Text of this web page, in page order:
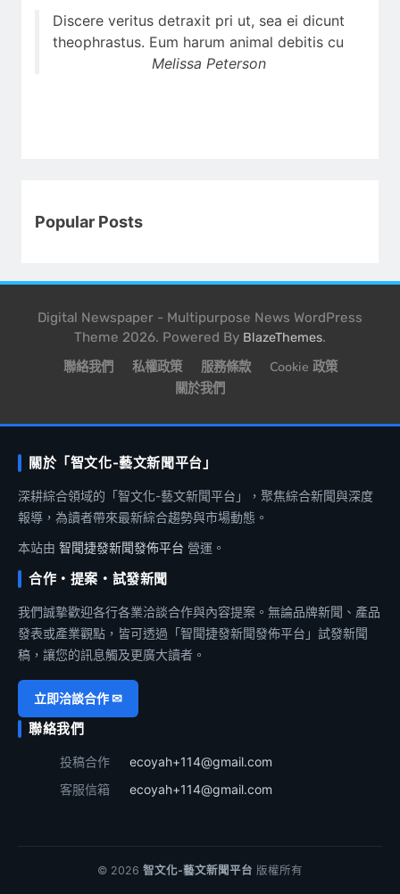
Discere veritus detraxit pri ut, sea ei dicunt
theophrastus. Eum harum animal debitis cu
Melissa Peterson
Popular Posts
Digital Newspaper - Multipurpose News WordPress
Theme 2026. Powered By BlazeThemes.
聯絡我們 私權政策 服務條款
Cookie 政策
關於我們
關於「智文化-藝文新聞平台」
深耕綜合領域的「智文化-藝文新聞平台」，聚焦綜合新聞與深度
報導，為讀者帶來最新綜合趨勢與市場動態。
本站由 智聞捷發新聞發佈平台 營運。
合作・提案・試發新聞
我們誠摯歡迎各行各業洽談合作與內容提案。無論品牌新聞、產品
發表或產業觀點，皆可透過「智聞捷發新聞發佈平台」試發新聞
稿，讓您的訊息觸及更廣大讀者。
立即洽談合作 ✉
聯絡我們
投稿合作
ecoyah+114@gmail.com
客服信箱
ecoyah+114@gmail.com
© 2026 智文化-藝文新聞平台 版權所有